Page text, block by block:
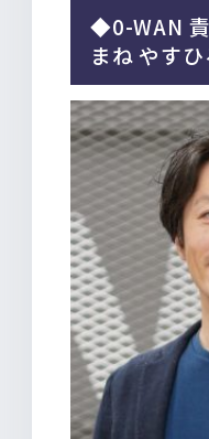
◆0-WAN 責
まね やすひ